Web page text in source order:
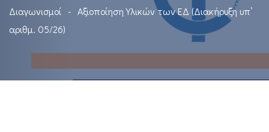
Διαγωνισμοί
Αξιοποίηση Υλικών των ΕΔ (Διακήρυξη υπ’
αριθμ. 05/26)